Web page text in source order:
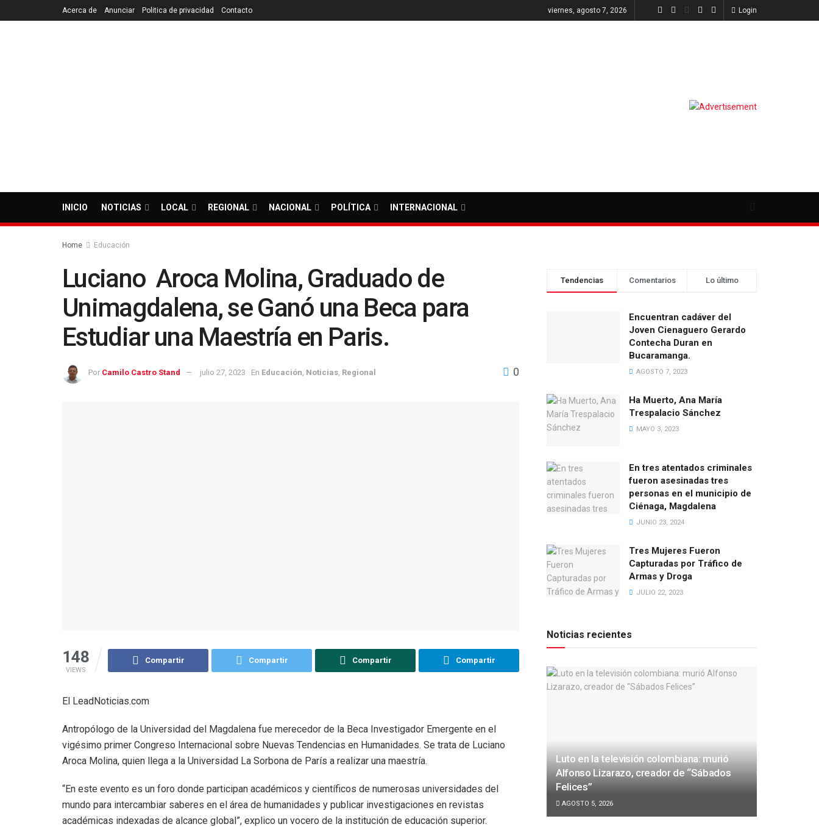
Acerca de Anunciar Politica de privacidad Contacto viernes, agosto 7, 2026 Login
INICIO NOTICIAS LOCAL REGIONAL NACIONAL POLÍTICA INTERNACIONAL
Home Educación
Luciano Aroca Molina, Graduado de
Unimagdalena, se Ganó una Beca para
Estudiar una Maestría en Paris.
Por Camilo Castro Stand julio 27, 2023 En Educación Noticias Regional 0
148
VIEWS
Compartir Compartir Compartir Compartir
El LeadNoticias.com
Antropólogo de la Universidad del Magdalena fue merecedor de la Beca Investigador Emergente en el
vigésimo primer Congreso Internacional sobre Nuevas Tendencias en Humanidades. Se trata de Luciano
Aroca Molina, quien llega a la Universidad La Sorbona de París a realizar una maestría.
“En este evento es un foro donde participan académicos y científicos de numerosas universidades del
mundo para intercambiar saberes en el área de humanidades y publicar investigaciones en revistas
académicas indexadas de alcance global”, explico un vocero de la institución de educación superior.
Tendencias Comentarios Lo último
Encuentran cadáver del
Joven Cienaguero Gerardo
Contecha Duran en
Bucaramanga.
AGOSTO 7, 2023
Ha Muerto, Ana María
Trespalacio Sánchez
MAYO 3, 2023
En tres atentados criminales
fueron asesinadas tres
personas en el municipio de
Ciénaga, Magdalena
JUNIO 23, 2024
Tres Mujeres Fueron
Capturadas por Tráfico de
Armas y Droga
JULIO 22, 2023
Noticias recientes
Luto en la televisión colombiana: murió
Alfonso Lizarazo, creador de “Sábados
Felices”
AGOSTO 5, 2026